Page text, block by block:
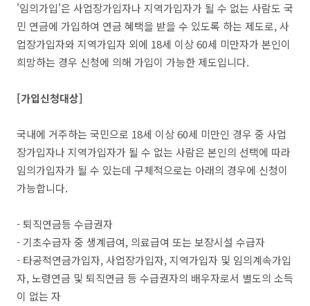
'임의가입'은 사업장가입자나 지역가입자가 될 수 없는 사람도 국
민 연금에 가입하여 연금 혜택을 받을 수 있도록 하는 제도로, 사
업장가입자와 지역가입자 외에 18세 이상 60세 미만자가 본인이
희망하는 경우 신청에 의해 가입이 가능한 제도입니다.
[가입신청대상]
국내에 거주하는 국민으로 18세 이상 60세 미만인 경우 중 사업
장가입자나 지역가입자가 될 수 없는 사람은 본인의 선택에 따라
임의가입자가 될 수 있는데 구체적으로는 아래의 경우에 신청이
가능합니다.
- 퇴직연금등 수급권자
- 기초수급자 중 생계급여, 의료급여 또는 보장시설 수급자
- 타공적연금가입자, 사업장가입자, 지역가입자 및 임의계속가입
자, 노령연금 및 퇴직연금 등 수급권자의 배우자로서 별도의 소득
이 없는 자